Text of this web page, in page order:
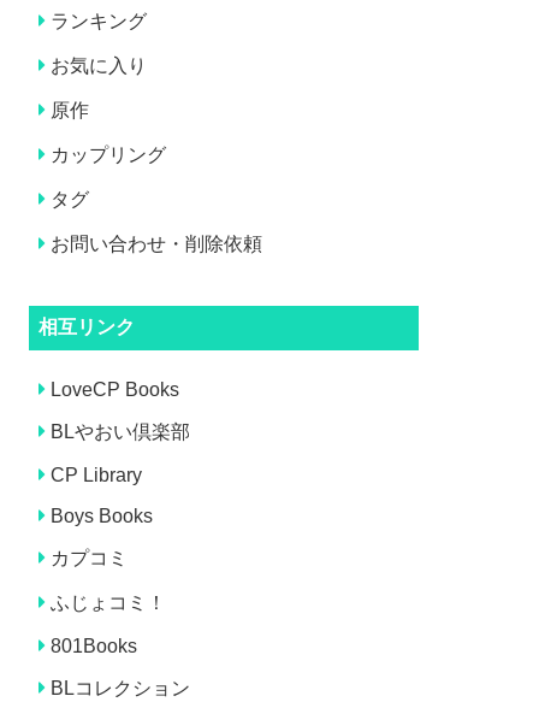
ランキング
お気に入り
原作
カップリング
タグ
お問い合わせ・削除依頼
相互リンク
LoveCP Books
BLやおい倶楽部
CP Library
Boys Books
カプコミ
ふじょコミ！
801Books
BLコレクション